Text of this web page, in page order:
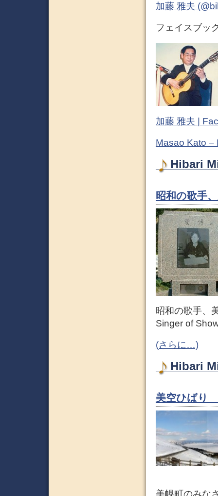
加藤 雅夫
フェイスブッ
加藤 雅夫 |
Masao Kato –
Hibari
昭和の歌手
昭和の歌手、
Singer of
(さらに…)
Hibari
美空ひばり
美幌町のみな